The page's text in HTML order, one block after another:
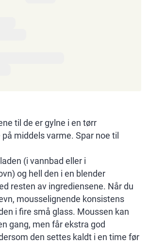
til de er gylne i en tørr
middels varme. Spar noe til
(i vannbad eller i
og hell den i en blender
resten av ingrediensene. Når du
mousselignende konsistens
i fire små glass. Moussen kan
gang, men får ekstra god
den settes kaldt i en time før